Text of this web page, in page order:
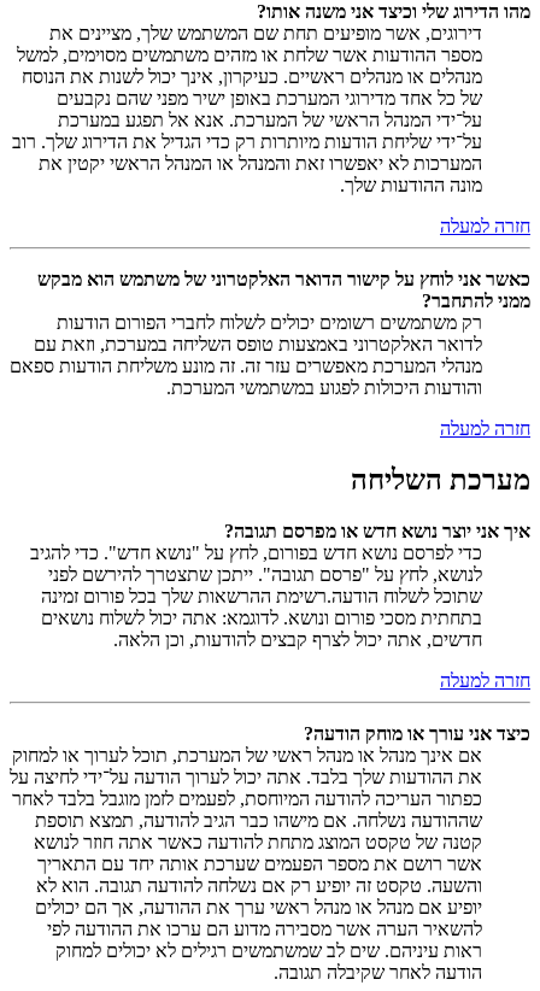
מהו הדירוג שלי וכיצד אני משנה אותו?
דירוגים, אשר מופיעים תחת שם המשתמש שלך, מציינים את
מספר ההודעות אשר שלחת או מזהים משתמשים מסוימים, למשל
מנהלים או מנהלים ראשיים. כעיקרון, אינך יכול לשנות את הנוסח
של כל אחד מדירוגי המערכת באופן ישיר מפני שהם נקבעים
על־ידי המנהל הראשי של המערכת. אנא אל תפגע במערכת
על־ידי שליחת הודעות מיותרות רק כדי הגדיל את הדירוג שלך. רוב
המערכות לא יאפשרו זאת והמנהל או המנהל הראשי יקטין את
מונה ההודעות שלך.
חזרה למעלה
כאשר אני לוחץ על קישור הדואר האלקטרוני של משתמש הוא מבקש
ממני להתחבר?
רק משתמשים רשומים יכולים לשלוח לחברי הפורום הודעות
לדואר האלקטרוני באמצעות טופס השליחה במערכת, וזאת עם
מנהלי המערכת מאפשרים עזר זה. זה מונע משליחת הודעות ספאם
והודעות היכולות לפגוע במשתמשי המערכת.
חזרה למעלה
מערכת השליחה
איך אני יוצר נושא חדש או מפרסם תגובה?
כדי לפרסם נושא חדש בפורום, לחץ על "נושא חדש". כדי להגיב
לנושא, לחץ על "פרסם תגובה". ייתכן שתצטרך להירשם לפני
שתוכל לשלוח הודעה.רשימת ההרשאות שלך בכל פורום זמינה
בתחתית מסכי פורום ונושא. לדוגמא: אתה יכול לשלוח נושאים
חדשים, אתה יכול לצרף קבצים להודעות, וכן הלאה.
חזרה למעלה
כיצד אני עורך או מוחק הודעה?
אם אינך מנהל או מנהל ראשי של המערכת, תוכל לערוך או למחוק
את ההודעות שלך בלבד. אתה יכול לערוך הודעה על־ידי לחיצה על
כפתור העריכה להודעה המיוחסת, לפעמים לזמן מוגבל בלבד לאחר
שההודעה נשלחה. אם מישהו כבר הגיב להודעה, תמצא תוספת
קטנה של טקסט המוצג מתחת להודעה כאשר אתה חוזר לנושא
אשר רושם את מספר הפעמים שערכת אותה יחד עם התאריך
והשעה. טקסט זה יופיע רק אם נשלחה להודעה תגובה. הוא לא
יופיע אם מנהל או מנהל ראשי ערך את ההודעה, אך הם יכולים
להשאיר הערה אשר מסבירה מדוע הם ערכו את ההודעה לפי
ראות עיניהם. שים לב שמשתמשים רגילים לא יכולים למחוק
הודעה לאחר שקיבלה תגובה.